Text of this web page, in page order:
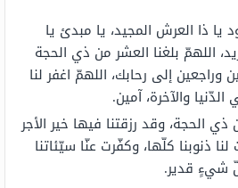
يا ذا العرش المجيد، يا مبدئ يا
اللهمّ بلغنا العشر من ذي الحجة
وراجعين إلى رحابك، اللهمّ اغفر لنا
والآخرة، آمين.
ذي الحجة، وقد رزقتنا فيها خير الأجر
ذنوبنا كلّها، وكفّرت عنّا سيّئاتنا
شيءٍ قدير.